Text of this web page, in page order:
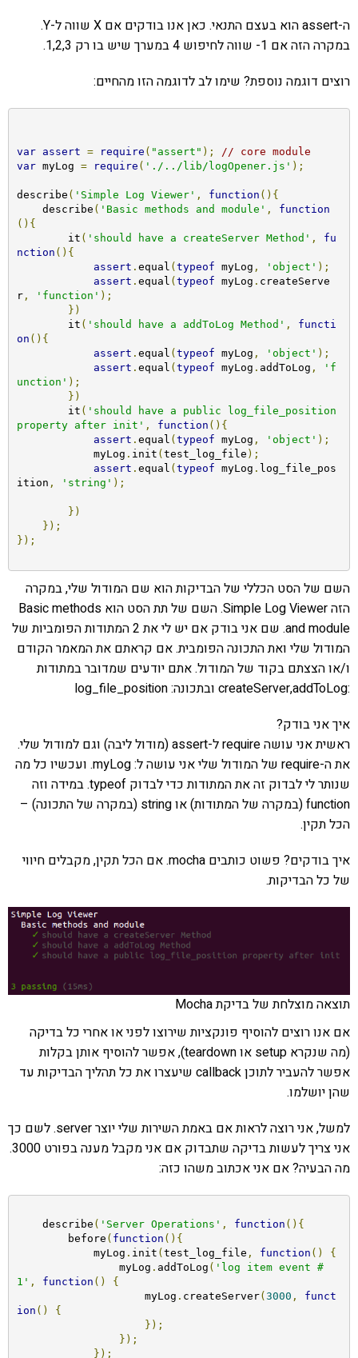
ה-assert הוא בעצם התנאי. כאן אנו בודקים אם X שווה ל-Y.
במקרה הזה אם 1- שווה לחיפוש 4 במערך שיש בו רק 1,2,3.
רוצים דוגמה נוספת? שימו לב לדוגמה הזו מהחיים:
var assert = require ( "assert" );
// core module
var myLog = require ( './../lib/logOpener.js' );
describe ( 'Simple Log Viewer' , function (){
    describe
( 'Basic methods and module' ,
function
(){
        it
( 'should have a createServer Method' ,
fu
nction (){
assert . equal ( typeof myLog , 'object' );
assert . equal ( typeof myLog . createServe
r, 'function' );
})
        it
( 'should have a addToLog Method' ,
functi
on (){
assert . equal ( typeof myLog , 'object' );
assert . equal ( typeof myLog . addToLog ,
'f
unction' );
})
        it
( 'should have a public log_file_position
property after init' , function (){
assert . equal ( typeof myLog , 'object' );
            myLog
. init ( test_log_file );
assert . equal ( typeof myLog . log_file_pos
ition , 'string' );
})
});
});
השם של הסט הכללי של הבדיקות הוא שם המודול שלי, במקרה
הזה Simple Log Viewer. השם של תת הסט הוא Basic methods
and module. שם אני בודק אם יש לי את 2 המתודות הפומביות של
המודול שלי ואת התכונה הפומבית. אם קראתם את המאמר הקודם
ו/או הצצתם בקוד של המודול. אתם יודעים שמדובר במתודות
:createServer,addToLog ובתכונה: log_file_position
איך אני בודק?
ראשית אני עושה require ל-assert (מודול ליבה) וגם למודול שלי.
את ה-require של המודול שלי אני עושה ל: myLog. ועכשיו כל מה
שנותר לי לבדוק זה את המתודות כדי לבדוק typeof. במידה וזה
function (במקרה של המתודות) או string (במקרה של התכונה) –
הכל תקין.
איך בודקים? פשוט כותבים mocha. אם הכל תקין, מקבלים חיווי
של כל הבדיקות.
תוצאה מוצלחת של בדיקת Mocha
אם אנו רוצים להוסיף פונקציות שירוצו לפני או אחרי כל בדיקה
(מה שנקרא setup או teardown), אפשר להוסיף אותן בקלות
אפשר להעביר לתוכן callback שיעצרו את כל תהליך הבדיקות עד
שהן יושלמו.
למשל, אני רוצה לראות אם באמת השירות שלי יוצר server. לשם כך
אני צריך לעשות בדיקה שתבדוק אם אני מקבל מענה בפורט 3000.
מה הבעיה? אם אני אכתוב משהו כזה:
    describe
( 'Server Operations' , function (){
        before
( function (){
            myLog
. init ( test_log_file , function ()
{
                myLog
. addToLog ( 'log item event #
1' , function ()
{
                    myLog
. createServer( 3000 ,
funct
ion ()
{
});
});
});